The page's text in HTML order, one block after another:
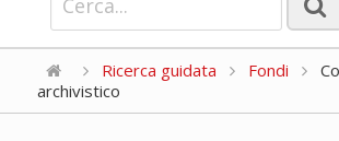
Ricerca guidata Fondi
archivistico